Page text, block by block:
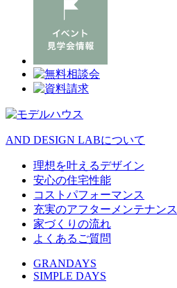
AND DESIGN LABについて
理想を叶えるデザイン
安心の住宅性能
コストパフォーマンス
充実のアフターメンテナンス
家づくりの流れ
よくあるご質問
GRANDAYS
SIMPLE DAYS